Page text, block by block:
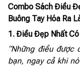
Combo Sách Điều
Buông Tay Hóa Ra
1. Điều Đẹp Nhất
“Những điều
bạn, ngay cả khi